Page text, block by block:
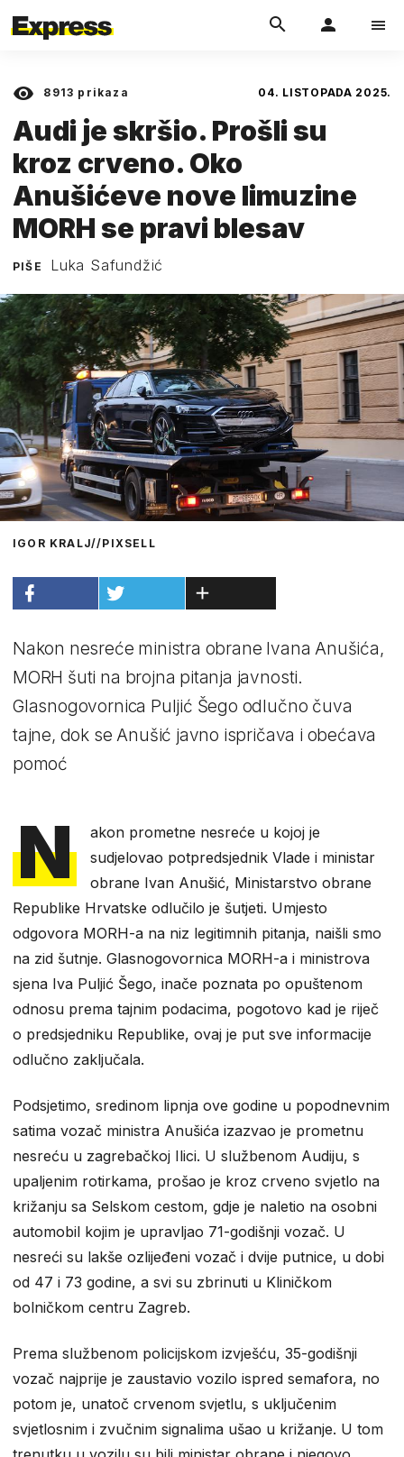
8913 prikaza 04. LISTOPADA 2025.
Audi je skršio. Prošli su
kroz crveno. Oko
Anušićeve nove limuzine
MORH se pravi blesav
PIŠE Luka Safundžić
IGOR KRALJ//PIXSELL
Nakon nesreće ministra obrane Ivana Anušića,
MORH šuti na brojna pitanja javnosti.
Glasnogovornica Puljić Šego odlučno čuva
tajne, dok se Anušić javno ispričava i obećava
pomoć
N
akon prometne nesreće u kojoj je
sudjelovao potpredsjednik Vlade i ministar
obrane Ivan Anušić, Ministarstvo obrane
Republike Hrvatske odlučilo je šutjeti. Umjesto
odgovora MORH-a na niz legitimnih pitanja, naišli smo
na zid šutnje. Glasnogovornica MORH-a i ministrova
sjena Iva Puljić Šego, inače poznata po opuštenom
odnosu prema tajnim podacima, pogotovo kad je riječ
o predsjedniku Republike, ovaj je put sve informacije
odlučno zaključala.
Podsjetimo, sredinom lipnja ove godine u popodnevnim
satima vozač ministra Anušića izazvao je prometnu
nesreću u zagrebačkoj Ilici. U službenom Audiju, s
upaljenim rotirkama, prošao je kroz crveno svjetlo na
križanju sa Selskom cestom, gdje je naletio na osobni
automobil kojim je upravljao 71-godišnji vozač. U
nesreći su lakše ozlijeđeni vozač i dvije putnice, u dobi
od 47 i 73 godine, a svi su zbrinuti u Kliničkom
bolničkom centru Zagreb.
Prema službenom policijskom izvješću, 35-godišnji
vozač najprije je zaustavio vozilo ispred semafora, no
potom je, unatoč crvenom svjetlu, s uključenim
svjetlosnim i zvučnim signalima ušao u križanje. U tom